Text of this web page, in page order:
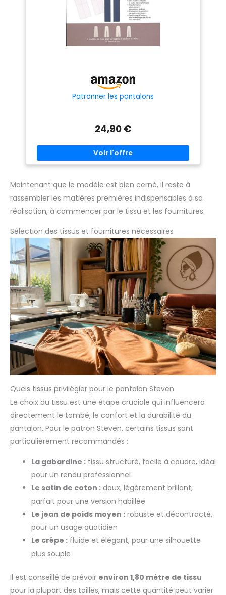
Patronner les pantalons
24,90 €
Maintenant que le modèle est bien cerné, il reste à
rassembler les matières premières indispensables à sa
réalisation, à commencer par le tissu et les fournitures.
Sélection des tissus et fournitures nécessaires
Quels tissus privilégier pour le pantalon Steven
Le choix du tissu est une étape cruciale qui influencera
directement le tombé, le confort et la durabilité du
pantalon. Pour le patron Steven, certains tissus sont
particulièrement recommandés :
La gabardine : tissu structuré, facile à coudre, idéal
pour un rendu professionnel
Le satin de coton : doux, légèrement brillant,
parfait pour une version habillée
Le jean de poids moyen : robuste et décontracté,
pour un usage quotidien
Le crêpe : fluide et élégant, pour une silhouette
plus souple
Il est conseillé de prévoir environ 1,80 mètre de tissu
pour la plupart des tailles, mais cette quantité peut varier